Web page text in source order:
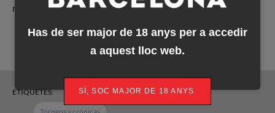
recuperado la inversión.
ETIQUETES:
Has de ser major de 18 anys per a accedir
a aquest lloc web.
SÍ, SOC MAJOR DE 18 ANYS.